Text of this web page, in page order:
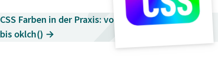
CSS Farben in der Praxis: von Hexadezimal
bis oklch() →